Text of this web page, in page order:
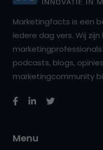
Marketingfacts is een
iedere dag vers. Wij
podcasts, blogs,
marketingcommunity
Menu